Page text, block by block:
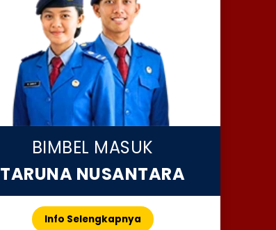
BIMBEL MASUK
TARUNA NUSANTARA
Info Selengkapnya